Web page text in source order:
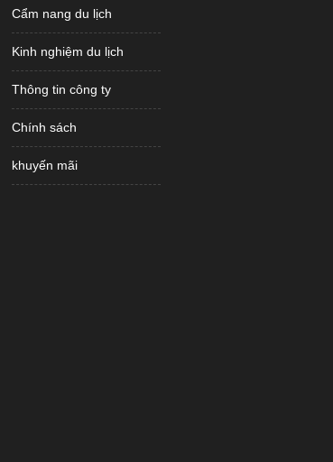
Cẩm nang du lịch
Kinh nghiệm du lịch
Thông tin công ty
Chính sách
khuyến mãi